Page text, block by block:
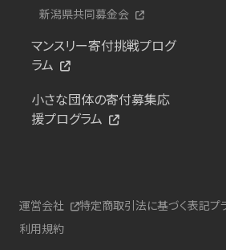
新潟県共同募金会
マンスリー寄付挑戦プログ
ラム
小さな団体の寄付募集応
援プログラム
運営会社 特定商取引法に基づく表記プ
利用規約